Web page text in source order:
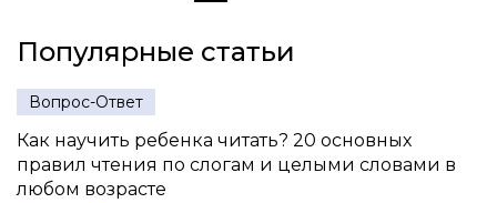
Популярные статьи
Вопрос-Ответ
Как научить ребенка читать? 20 основных
правил чтения по слогам и целыми словами в
любом возрасте